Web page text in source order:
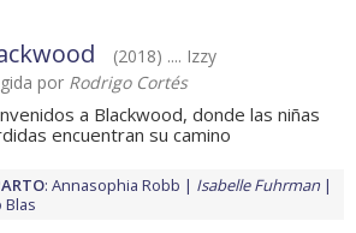
(2018) .... Izzy
por Rodrigo Cortés
a Blackwood, donde las niñas
encuentran su camino
: Annasophia Robb
Isabelle Fuhrman
Blas